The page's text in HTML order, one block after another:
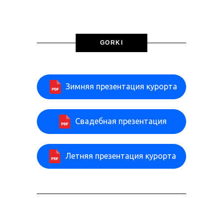
Зимняя презентация курорта
Свадебная презентация
Летняя презентация курорта
GORKI